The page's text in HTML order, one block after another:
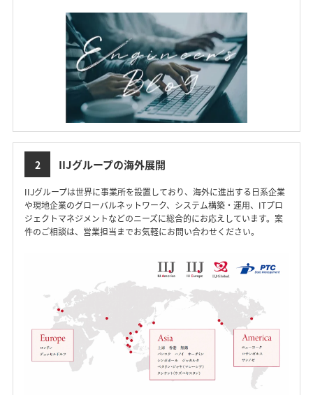
2 IIJグループの海外展開
IIJグループは世界に事業所を設置しており、海外に進出する日系企業
や現地企業のグローバルネットワーク、システム構築・運用、ITプロ
ジェクトマネジメントなどのニーズに総合的にお応えしています。案
件のご相談は、営業担当までお気軽にお問い合わせください。